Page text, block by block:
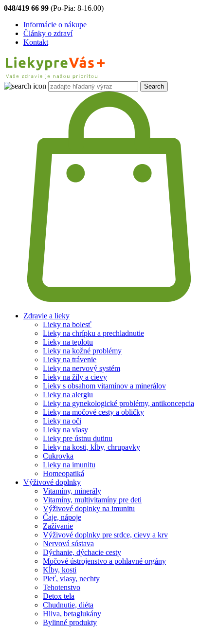
048/419 66 99 (Po-Pia: 8-16.00)
Informácie o nákupe
Články o zdraví
Kontakt
Zdravie a lieky
Lieky na bolesť
Lieky na chrípku a prechladnutie
Lieky na teplotu
Lieky na kožné problémy
Lieky na trávenie
Lieky na nervový systém
Lieky na žily a cievy
Lieky s obsahom vitamínov a minerálov
Lieky na alergiu
Lieky na gynekologické problémy, antikoncepcia
Lieky na močové cesty a obličky
Lieky na oči
Lieky na vlasy
Lieky pre ústnu dutinu
Lieky na kosti, kĺby, chrupavky
Cukrovka
Lieky na imunitu
Homeopatiká
Výživové doplnky
Vitamíny, minerály
Vitamíny, multivitamíny pre deti
Výživové doplnky na imunitu
Čaje, nápoje
Zažívanie
Výživové doplnky pre srdce, cievy a krv
Nervová sústava
Dýchanie, dýchacie cesty
Močové ústrojenstvo a pohlavné orgány
Kĺby, kosti
Pleť, vlasy, nechty
Tehotenstvo
Detox tela
Chudnutie, diéta
Hliva, betaglukány
Bylinné produkty